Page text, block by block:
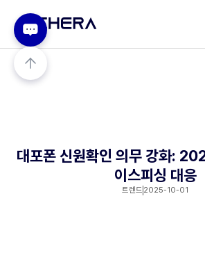
대포폰 신원확인 의무 강화:
이스피싱 대응
트렌드 2025-10-01